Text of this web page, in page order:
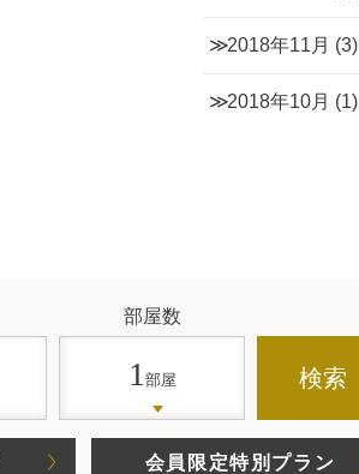
2018年11月 (3)
2018年10月 (1)
部屋数
1 部屋 検索
会員限定特別プラン